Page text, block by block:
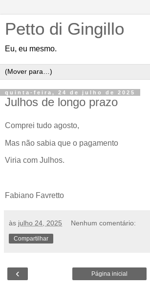
Petto di Gingillo
Eu, eu mesmo.
quinta-feira, 24 de julho de 2025
Julhos de longo prazo
Comprei tudo agosto,
Mas não sabia que o pagamento
Viria com Julhos.
Fabiano Favretto
às julho 24, 2025 Nenhum comentário:
Compartilhar
‹ Página inicial